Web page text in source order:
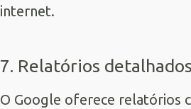
internet.
7. Relatórios detalhados
O Google oferece relatórios